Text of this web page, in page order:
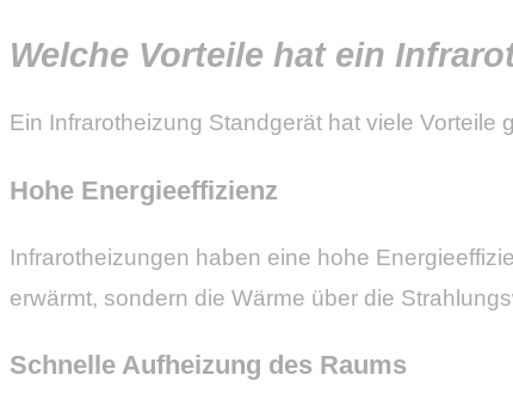
Welche Vorteile hat ein
Ein Infrarotheizung Standgerät hat viele
Hohe Energieeffizienz
Infrarotheizungen haben eine hohe
erwärmt, sondern die Wärme über die
Schnelle Aufheizung des Raums